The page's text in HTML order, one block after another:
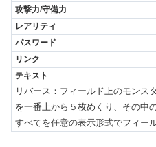
リバース：フィールド上のモンス
を一番上から５枚めくり、その中
すべてを任意の表示形式でフィー